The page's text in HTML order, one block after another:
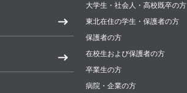
大学生・社会人・高校既卒の方
東北在住の学生・保護者の方
保護者の方
在校生および保護者の方
卒業生の方
病院・企業の方